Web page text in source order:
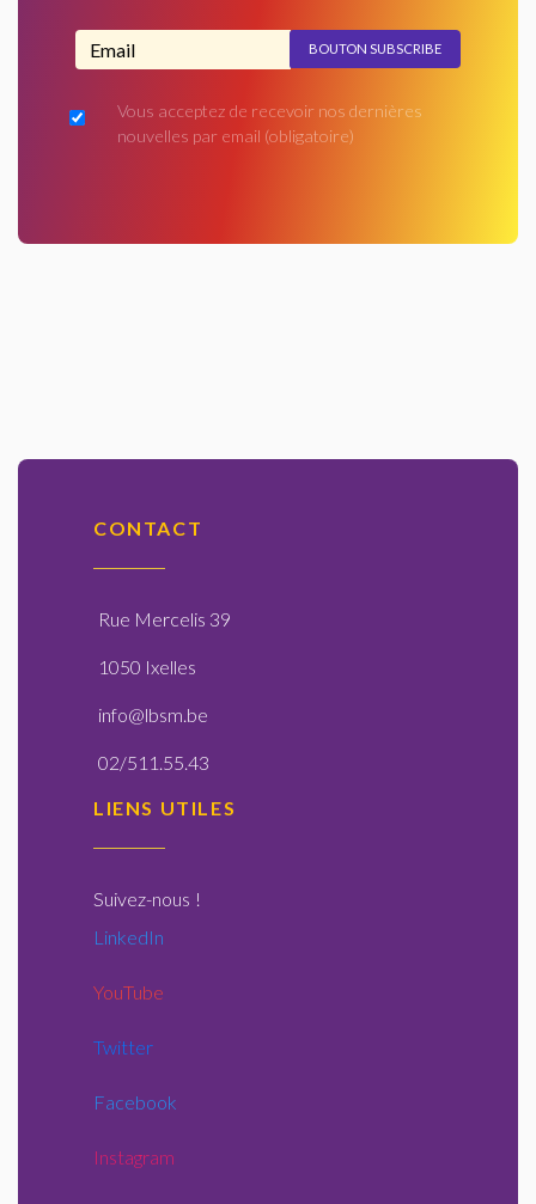
Adresse email...
Vous acceptez de recevoir nos dernières
nouvelles par email (obligatoire)
CONTACT
Rue Mercelis 39
1050 Ixelles
info@lbsm.be
02/511.55.43
LIENS UTILES
Suivez-nous !
LinkedIn
YouTube
Twitter
Facebook
Instagram